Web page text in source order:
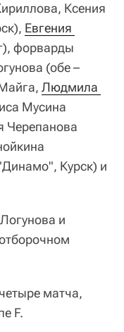
Ксения
Евгения
форварды
(обе –
Людмила
Мусина
Черепанова
Курск) и
и
матча,
F.